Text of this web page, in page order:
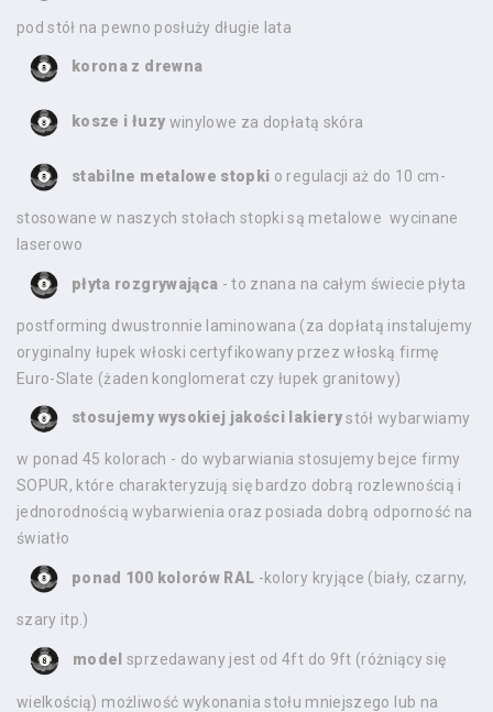
pod stół na pewno posłuży długie lata
korona z drewna
kosze i łuzy winylowe za dopłatą skóra
stabilne metalowe stopki o regulacji aż do 10 cm-
stosowane w naszych stołach stopki są metalowe wycinane
laserowo
płyta rozgrywająca - to znana na całym świecie płyta
postforming dwustronnie laminowana (za dopłatą instalujemy
oryginalny łupek włoski certyfikowany przez włoską firmę
Euro-Slate (żaden konglomerat czy łupek granitowy)
stosujemy wysokiej jakości lakierystół wybarwiamy
w ponad 45 kolorach - do wybarwiania stosujemy bejce firmy
SOPUR, które charakteryzują się bardzo dobrą rozlewnością i
jednorodnością wybarwienia oraz posiada dobrą odporność na
światło
ponad 100 kolorów RAL -kolory kryjące (biały, czarny,
szary itp.)
model sprzedawany jest od 4ft do 9ft (różniący się
wielkością) możliwość wykonania stołu mniejszego lub na